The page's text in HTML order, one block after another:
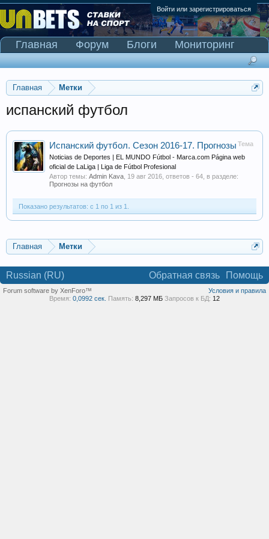
Войти или зарегистрироваться
Главная Метки
испанский футбол
Тема
Испанский футбол. Сезон 2016-17. Прогнозы
Noticias de Deportes | EL MUNDO Fútbol - Marca.com Página web
oficial de LaLiga | Liga de Fútbol Profesional
Автор темы: Admin Kava 19 авг 2016 , ответов - 64, в разделе:
Прогнозы на футбол
Показано результатов: с 1 по 1 из 1.
Главная Метки
Главная Форум Блоги
Мониторинг
Сканер Pinnacle
Russian (RU) Обратная связь Помощь
Условия и правила
Forum software by XenForo™
Время: 0,0992 сек. Память: 8,297 МБ Запросов к БД: 12